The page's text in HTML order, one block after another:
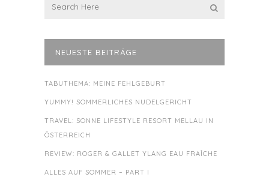
NEUESTE BEITRÄGE
TABUTHEMA: MEINE FEHLGEBURT
YUMMY! SOMMERLICHES NUDELGERICHT
TRAVEL: SONNE LIFESTYLE RESORT MELLAU IN
ÖSTERREICH
REVIEW: ROGER & GALLET YLANG EAU FRAÎCHE
ALLES AUF SOMMER – PART I